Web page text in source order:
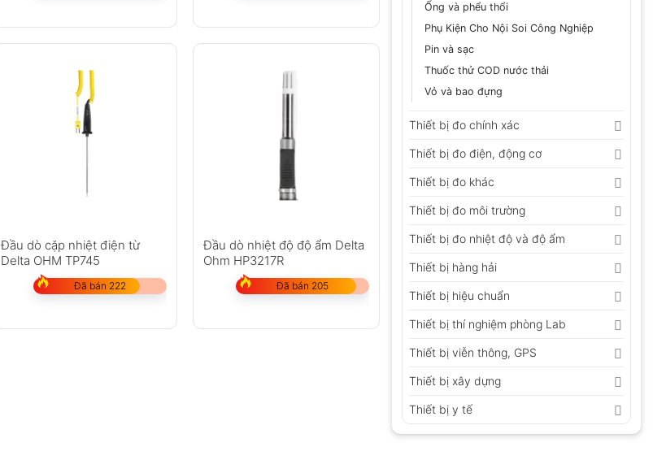
Ống và phểu thổi
Phụ Kiện Cho Nội Soi Công Nghiệp
Pin và sạc
Thuốc thử COD nước thải
Vỏ và bao đựng
Thiết bị đo chính xác
Thiết bị đo điện, động cơ
Thiết bị đo khác
Thiết bị đo môi trường
Thiết bị đo nhiệt độ và độ ẩm
Thiết bị hàng hải
Thiết bị hiệu chuẩn
Thiết bị thí nghiệm phòng Lab
Thiết bị viễn thông, GPS
Thiết bị xây dựng
Thiết bị y tế
Đầu dò cặp nhiệt điện từ
Delta OHM TP745
Đã bán 222
Đầu dò nhiệt độ độ ẩm Delta
Ohm HP3217R
Đã bán 205